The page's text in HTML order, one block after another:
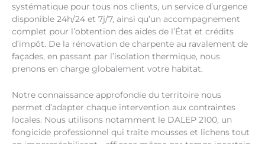
systématique pour tous nos clients, un service d’urgence
disponible 24h/24 et 7j/7, ainsi qu’un accompagnement
complet pour l’obtention des aides de l’État et crédits
d’impôt. De la rénovation de charpente au ravalement de
façades, en passant par l’isolation thermique, nous
prenons en charge globalement votre habitat.
Notre connaissance approfondie du territoire nous
permet d’adapter chaque intervention aux contraintes
locales. Nous utilisons notamment le DALEP 2100, un
fongicide professionnel qui traite mousses et lichens tout